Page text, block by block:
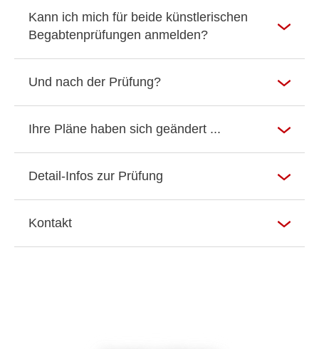
Kann ich mich für beide künstlerischen
Begabtenprüfungen anmelden?
Und nach der Prüfung?
Ihre Pläne haben sich geändert ...
Detail-Infos zur Prüfung
Kontakt